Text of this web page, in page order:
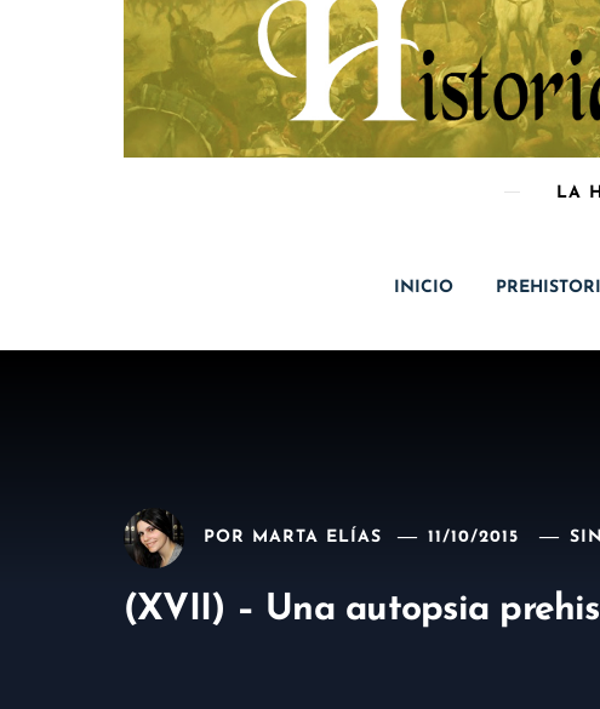
LA
INICIO
POR MARTA ELÍAS 11/10/2015
(XVII) – Una autopsia